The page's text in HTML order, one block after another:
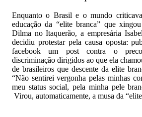
Enquanto o Brasil e o mundo
educação da “elite branca” que
Dilma no Itaquerão, a empresária
decidiu protestar pela causa oposta:
facebook um post contra o
discriminação dirigidos ao que ela
de brasileiros que descente da elite
“Não sentirei vergonha pelas minhas
meu status social, pela minha pele
Virou, automaticamente, a musa da